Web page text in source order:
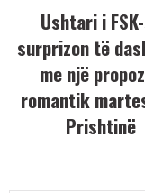
Ushtari i
surprizon të
me një
romantik
Prishtinë